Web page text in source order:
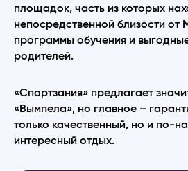
площадок, часть из которых
непосредственной близости
программы обучения и
родителей.
«Спортзания» предлагает
«Вымпела», но главное –
только качественный, но и по-
интересный отдых.